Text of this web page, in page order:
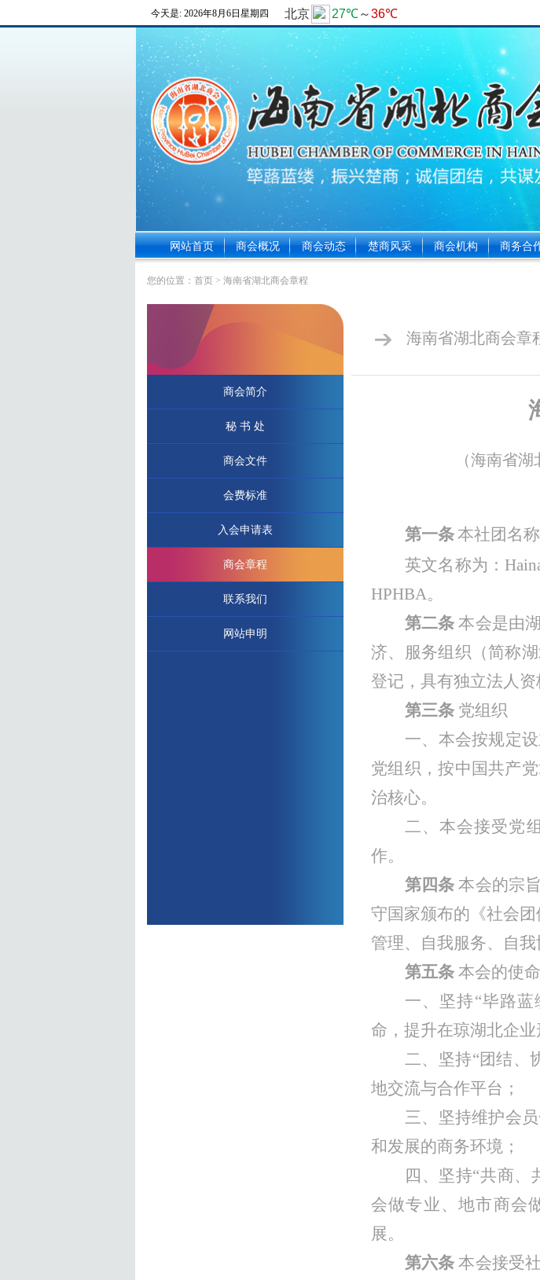
今天是: 2026年8月6日星期四
网站首页 商会概况 商会动态 楚商风采 商会机构 商务合
您的位置： 首页 > 海南省湖北商会章程
商会简介
秘 书 处
商会文件
会费标准
入会申请表
商会章程
联系我们
网站申明
海南省湖北商会章
（海南省湖
第一条本社团名
英文名称为 ：
HPHBA。
第二条 本会是由
济、服务组织（简称湖
登记，具有独立法人资
第三条 党组织
一、 本会按规定
党组织，按中国共产
治核心。
二、本会接受党
作。
第四条 本会的宗
守国家颁布的《社会
管理、自我服务、自我
第五条 本会的使
一、坚持“毕路
命，提升在琼湖北企业
二、坚持“团结、
地交流与合作平台；
三、坚持维护会
和发展的商务环境；
四、坚持“共商、
会做专业、地市商会
展。
第六条 本会接受